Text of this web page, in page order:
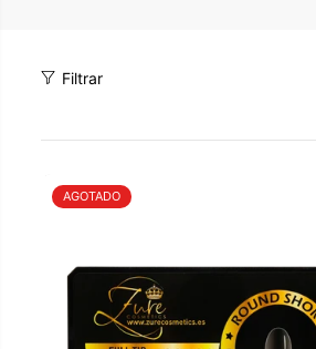
Filtrar
Brocas
Accesorios
AGOTADO